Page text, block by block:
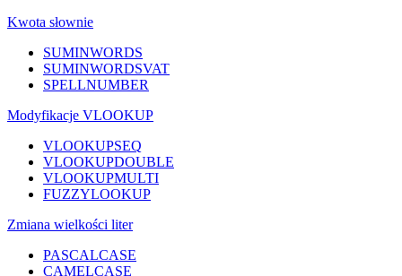
Kwota słownie
SUMINWORDS
SUMINWORDSVAT
SPELLNUMBER
Modyfikacje VLOOKUP
VLOOKUPSEQ
VLOOKUPDOUBLE
VLOOKUPMULTI
FUZZYLOOKUP
Zmiana wielkości liter
PASCALCASE
CAMELCASE